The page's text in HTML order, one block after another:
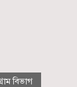
বিভাগ